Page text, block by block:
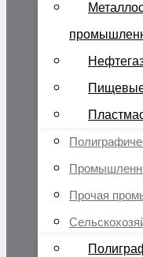
Прочая